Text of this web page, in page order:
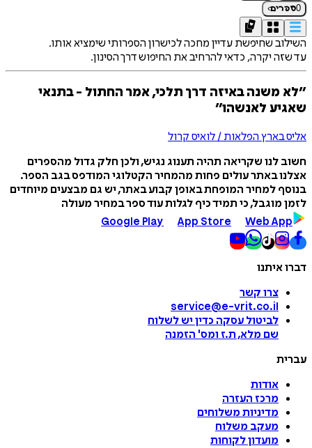
0ספרים›
השילוב שחיפשת עדיין מחכה לכישרון הספרותי שימציא אותו.
עד שזה יקרה, כדאי להרחיב את החיפוש דרך הסינון.
״לא משנה באיזה דרך תלכי, אמר החתול - בתנאי
שאגיע לאנשהו״
אליס בארץ הפלאות / לואיס קרול
חשוב לנו שקריאה תהיה תענוג נגיש, ולכן חלק גדול מהספרים
אצלנו באתר עולים פחות מהמחיר הקטלוגי המודפס בגב הספר.
בנוסף למחיר המופחת באופן קבוע באתר, יש גם מבצעים מיוחדים
לזמן מוגבל, כי תמיד כיף לגלות עוד ספר במחיר מעולה
Google Play
App Store Web App
דברו איתנו
צרו קשר
service@e-vrit.co.il
לביטול עסקה כדין יש לשלוח
שם מלא, ת.ז ומס' הזמנה
עברית
אודות
מרכז העזרה
מדיניות משלוחים
מעקב משלוח
מועדון לקוחות